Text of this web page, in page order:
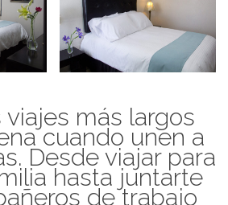
viajes más largos
cuando unen a
Desde viajar para
hasta juntarte
de trabajo